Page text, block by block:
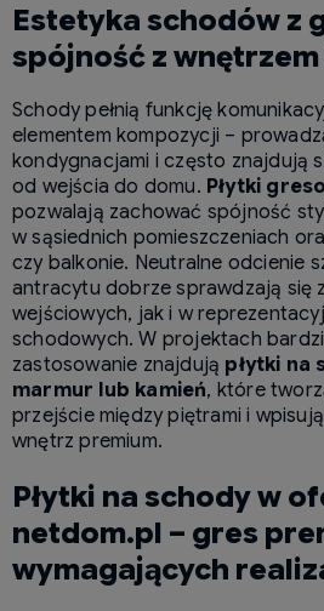
Estetyka schodów z
spójność z
Schody pełnią funkcję
elementem kompozycji –
kondygnacjami i często znajdują
od wejścia do domu. Płytki
pozwalają zachować spójność
w sąsiednich pomieszczeniach
czy balkonie. Neutralne odcienie
antracytu dobrze sprawdzają się
wejściowych, jak i w
schodowych. W projektach
zastosowanie znajdują płytki na
marmur lub kamień, które
przejście między piętrami i
wnętrz premium.
Płytki na schody w
netdom.pl – gres
wymagających